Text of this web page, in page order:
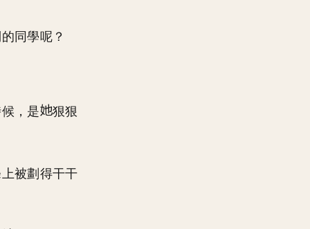
同學呢？
，是 狠狠
被劃得干干